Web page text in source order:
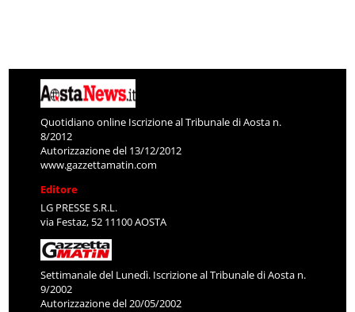
Quotidiano online Iscrizione al Tribunale di Aosta n.
8/2012
Autorizzazione del 13/12/2012
www.gazzettamatin.com
Editore
LG PRESSE S.R.L.
via Festaz, 52 11100 AOSTA
Settimanale del Lunedì. Iscrizione al Tribunale di Aosta n.
9/2002
Autorizzazione del 20/05/2002